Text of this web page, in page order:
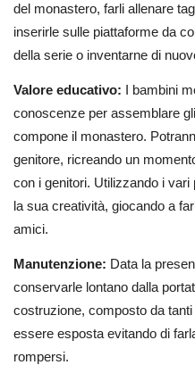
del monastero, farli allenare
inserirle sulle piattaforme da
della serie o inventarne di
Valore educativo: I bambini
conoscenze per assemblare
compone il monastero.
genitore, ricreando un
con i genitori. Utilizzando i
la sua creatività, giocando a
amici.
Manutenzione: Data la
conservarle lontano dalla
costruzione, composto da
essere esposta evitando di
rompersi.